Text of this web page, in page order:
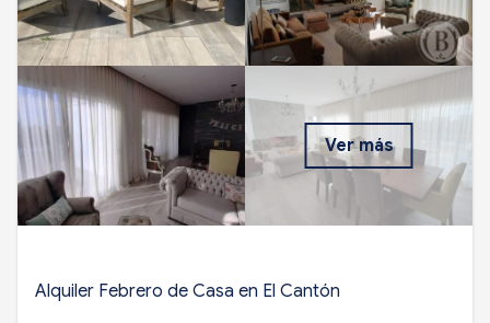
Ver más
Alquiler Febrero de Casa en El Cantón